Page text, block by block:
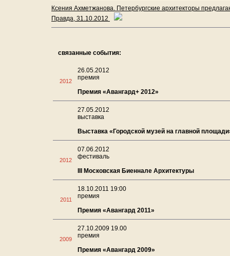
Ксения Ахметжанова. Петербургские архитекторы
Правда, 31.10.2012
связанные события:
2012
26.05.2012
премия
Премия «Авангард+ 2012»
27.05.2012
выставка
Выставка «Городской музей на главной
2012
07.06.2012
фестиваль
III Московская Биеннале Архитектуры
2011
18.10.2011 19:00
премия
Премия «Авангард 2011»
2009
27.10.2009 19.00
премия
Премия «Авангард 2009»